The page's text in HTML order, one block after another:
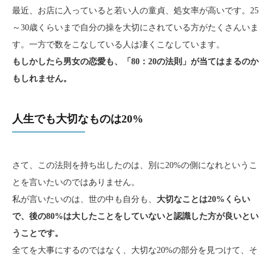
最近、お店に入っていると若い人の童貞、処女率が高いです。25
～30歳くらいまで自分の操を大切にされている方がたくさんいま
す。一方で数をこなしている人は凄くこなしています。
もしかしたら男女の恋愛も、「80：20の法則」が当てはまるのか
もしれません。
人生でも大切なものは20%
さて、この法則を持ち出したのは、別に20%の側になれというこ
とを言いたいのではありません。
私が言いたいのは、世の中も自分も、 大切なことは20%くらい
で、後の80%は大したことをしていないと認識した方が良いとい
うことです。
全てを大事にするのではなく、大切な20%の部分を見つけて、そ